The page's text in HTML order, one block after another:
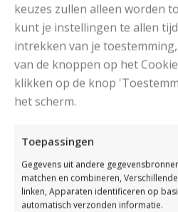
keuzes zullen alleen worden
kunt je instellingen te allen
intrekken van je
van de knoppen op het
klikken op de knop
het scherm.
Toepassingen
Gegevens uit andere
matchen en combineren,
linken, Apparaten identificeren op
automatisch verzonden informatie.
DAMESJAS BREIEN VAN